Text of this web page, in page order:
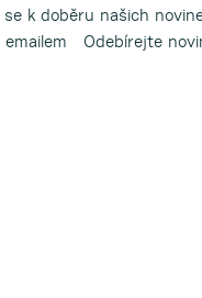
se k doběru našich
emailem Odebírejte